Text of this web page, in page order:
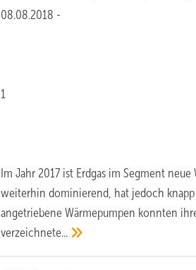
08.08.2018 -
1
Im Jahr 2017 ist Erdgas im Segment
weiterhin dominierend, hat jedoch
angetriebene Wärmepumpen konnten
verzeichnete...